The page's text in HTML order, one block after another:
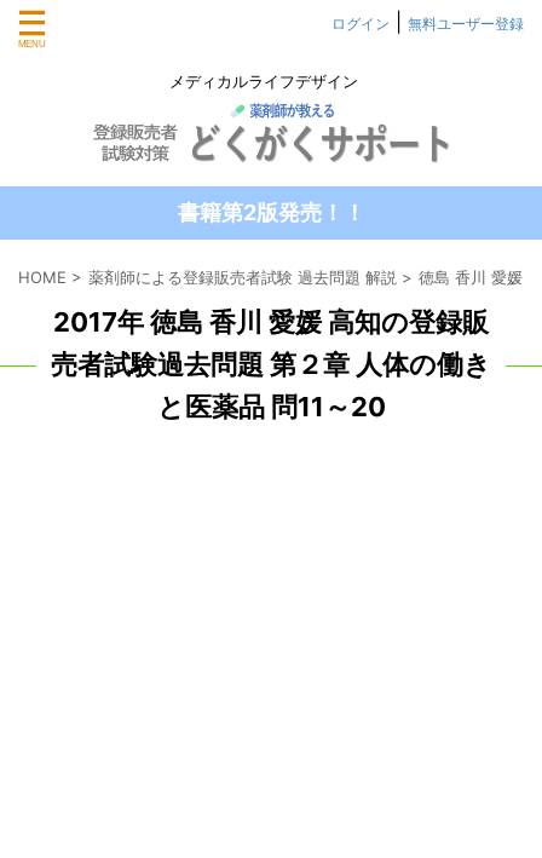
メディカルライフデザイン
ログイン 無料ユーザー登録
書籍第2版発売！！
HOME > 薬剤師による登録販売者試験 過去問題 解説 > 徳島 香川 愛媛
2017年 徳島 香川 愛媛 高知の登録販
売者試験過去問題 第２章 人体の働き
と医薬品 問11～20